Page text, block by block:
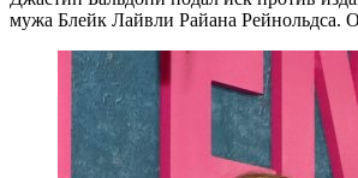
мужа Блейк Лайвли Райана Рейнольдса.